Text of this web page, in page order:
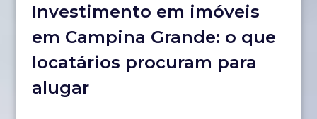
Investimento em imóveis
em Campina Grande: o que
locatários procuram para
alugar